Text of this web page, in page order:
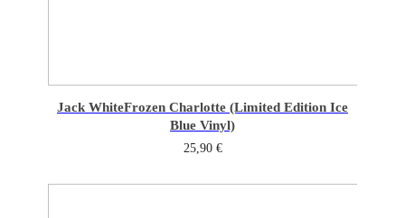
Jack WhiteFrozen Charlotte (Limited Edition Ice
Blue Vinyl)
25,90 €